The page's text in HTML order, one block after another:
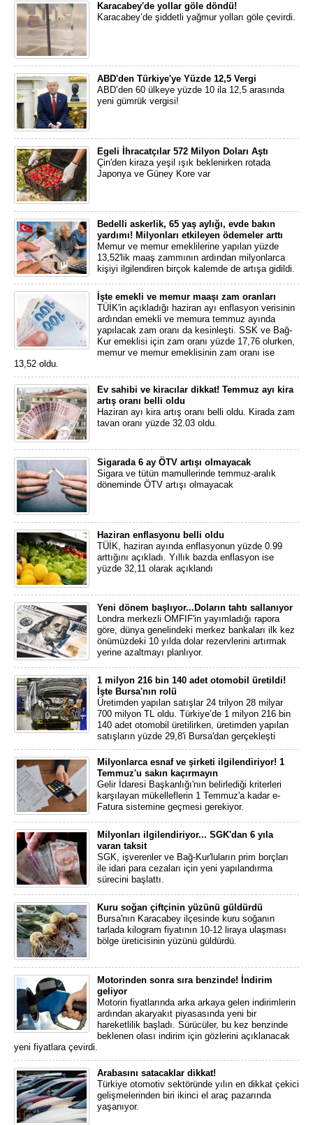
Karacabey'de yollar göle döndü!
Karacabey’de şiddetli yağmur yolları göle çevirdi.
ABD'den Türkiye'ye Yüzde 12,5 Vergi
ABD’den 60 ülkeye yüzde 10 ila 12,5 arasında
yeni gümrük vergisi!
Egeli İhracatçılar 572 Milyon Doları Aştı
Çin'den kiraza yeşil ışık beklenirken rotada
Japonya ve Güney Kore var
Bedelli askerlik, 65 yaş aylığı, evde bakın
yardımı! Milyonları etkileyen ödemeler arttı
Memur ve memur emeklilerine yapılan yüzde
13,52'lik maaş zammının ardından milyonlarca
kişiyi ilgilendiren birçok kalemde de artışa gidildi.
İşte emekli ve memur maaşı zam oranları
TÜİK'in açıkladığı haziran ayı enflasyon verisinin
ardından emekli ve memura temmuz ayında
yapılacak zam oranı da kesinleşti. SSK ve Bağ-
Kur emeklisi için zam oranı yüzde 17,76 olurken,
memur ve memur emeklisinin zam oranı ise
13,52 oldu.
Ev sahibi ve kiracılar dikkat! Temmuz ayı kira
artış oranı belli oldu
Haziran ayı kira artış oranı belli oldu. Kirada zam
tavan oranı yüzde 32.03 oldu.
Sigarada 6 ay ÖTV artışı olmayacak
Sigara ve tütün mamullerinde temmuz-aralık
döneminde ÖTV artışı olmayacak
Haziran enflasyonu belli oldu
TÜİK, haziran ayında enflasyonun yüzde 0.99
arttığını açıkladı. Yıllık bazda enflasyon ise
yüzde 32,11 olarak açıklandı
Yeni dönem başlıyor...Doların tahtı sallanıyor
Londra merkezli OMFIF'in yayımladığı rapora
göre, dünya genelindeki merkez bankaları ilk kez
önümüzdeki 10 yılda dolar rezervlerini artırmak
yerine azaltmayı planlıyor.
1 milyon 216 bin 140 adet otomobil üretildi!
İşte Bursa'nın rolü
Üretimden yapılan satışlar 24 trilyon 28 milyar
700 milyon TL oldu. Türkiye’de 1 milyon 216 bin
140 adet otomobil üretilirken, üretimden yapılan
satışların yüzde 29,8'i Bursa'dan gerçekleşti
Milyonlarca esnaf ve şirketi ilgilendiriyor! 1
Temmuz'u sakın kaçırmayın
Gelir İdaresi Başkanlığı'nın belirlediği kriterleri
karşılayan mükelleflerin 1 Temmuz'a kadar e-
Fatura sistemine geçmesi gerekiyor.
Milyonları ilgilendiriyor... SGK'dan 6 yıla
varan taksit
SGK, işverenler ve Bağ-Kur'luların prim borçları
ile idari para cezaları için yeni yapılandırma
sürecini başlattı.
Kuru soğan çiftçinin yüzünü güldürdü
Bursa'nın Karacabey ilçesinde kuru soğanın
tarlada kilogram fiyatının 10-12 liraya ulaşması
bölge üreticisinin yüzünü güldürdü.
Motorinden sonra sıra benzinde! İndirim
geliyor
Motorin fiyatlarında arka arkaya gelen indirimlerin
ardından akaryakıt piyasasında yeni bir
hareketlilik başladı. Sürücüler, bu kez benzinde
beklenen olası indirim için gözlerini açıklanacak
yeni fiyatlara çevirdi.
Arabasını satacaklar dikkat!
Türkiye otomotiv sektöründe yılın en dikkat çekici
gelişmelerinden biri ikinci el araç pazarında
yaşanıyor.